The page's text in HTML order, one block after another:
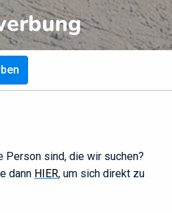
Person sind, die wir suchen?
dann HIER, um sich direkt zu